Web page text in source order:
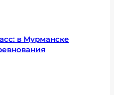
в Мурманске